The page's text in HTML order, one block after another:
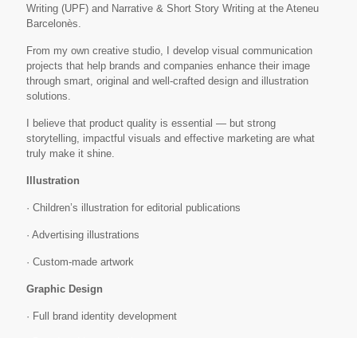
Writing (UPF) and Narrative & Short Story Writing at the Ateneu
Barcelonès.
From my own creative studio, I develop visual communication
projects that help brands and companies enhance their image
through smart, original and well-crafted design and illustration
solutions.
I believe that product quality is essential — but strong
storytelling, impactful visuals and effective marketing are what
truly make it shine.
Illustration
· Children’s illustration for editorial publications
· Advertising illustrations
· Custom-made artwork
Graphic Design
· Full brand identity development